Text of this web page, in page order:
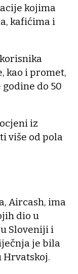
kojima
kafićima i
kao i promet,
do 50
iz
više od pola
Aircash, ima
dio u
Sloveniji i
je bila
Hrvatskoj.